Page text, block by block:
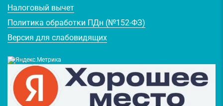
Налоговый вычет
Политика обработки ПДн (№152-ФЗ)
Версия для слабовидящих